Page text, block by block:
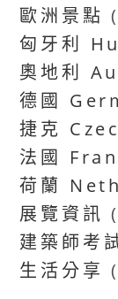
歐洲景點
匈牙利
奧地利
德國
捷克
法國
荷蘭
展覽資訊
建築師考
生活分享